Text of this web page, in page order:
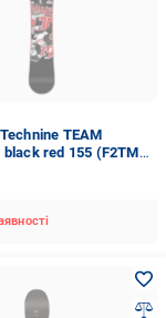
TEAM
black red 155 (F2TM